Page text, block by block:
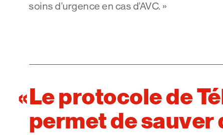
soins d’urgence en cas d’AVC. »
Le protocole de
permet de sauver